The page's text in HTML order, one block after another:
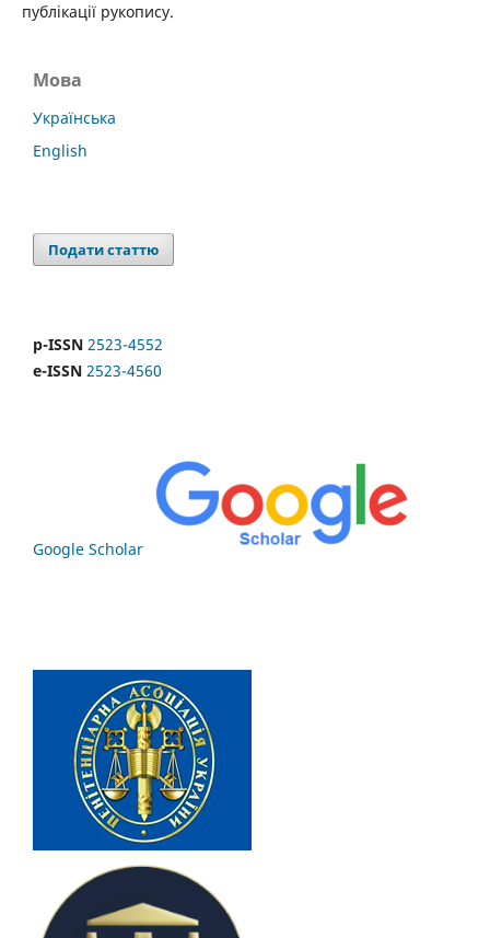
публікації рукопису.
Мова
Українська
English
Подати статтю
p-ISSN 2523-4552
e-ISSN 2523-4560
Google Scholar